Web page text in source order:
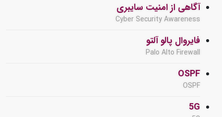
آگاهی از امنیت سایبری
Cyber Security Awareness
فایروال پالو آلتو
Palo Alto Firewall
OSPF
OSPF
5G